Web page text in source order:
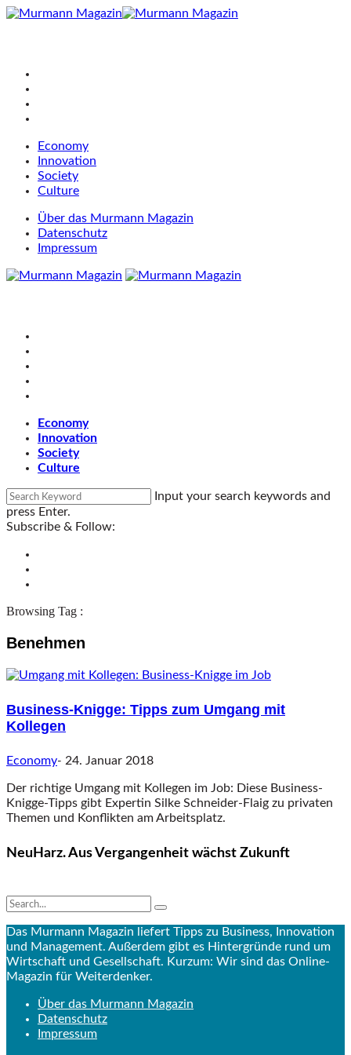
Economy
Innovation
Society
Culture
Über das Murmann Magazin
Datenschutz
Impressum
Economy
Innovation
Society
Culture
Input your search keywords and
press Enter.
Subscribe & Follow:
Browsing Tag :
Benehmen
Business-Knigge: Tipps zum Umgang mit
Kollegen
Economy- 24. Januar 2018
Der richtige Umgang mit Kollegen im Job: Diese Business-
Knigge-Tipps gibt Expertin Silke Schneider-Flaig zu privaten
Themen und Konflikten am Arbeitsplatz.
NeuHarz. Aus Vergangenheit wächst Zukunft
Das Murmann Magazin liefert Tipps zu Business, Innovation
und Management. Außerdem gibt es Hintergründe rund um
Wirtschaft und Gesellschaft. Kurzum: Wir sind das Online-
Magazin für Weiterdenker.
Über das Murmann Magazin
Datenschutz
Impressum